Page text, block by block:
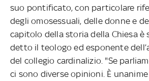
suo pontificato, con particolare
degli omosessuali, delle donne e
capitolo della storia della Chiesa è
detto il teologo ed esponente
del collegio cardinalizio. "Se
ci sono diverse opinioni. È